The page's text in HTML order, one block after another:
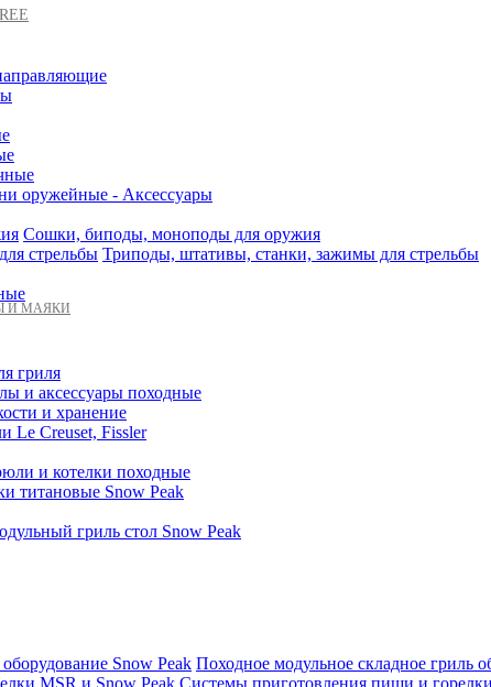
оружейные - Аксессуары
Сошки, биподы, моноподы для оружия
Триподы, штативы, станки, зажимы для стрельбы
гриля
и аксессуары походные
и хранение
Le Creuset, Fissler
и котелки походные
титановые Snow Peak
гриль стол Snow Peak
Походное модульное складное гриль
Системы приготовления пищи и
И МАЯКИ